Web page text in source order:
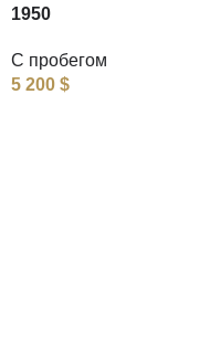
1950
С пробегом
5 200 $